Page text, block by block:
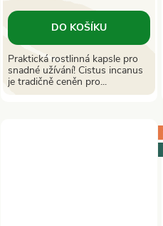
DO KOŠÍKU
Praktická rostlinná kapsle pro
snadné užívání! Cistus incanus
je tradičně ceněn pro...